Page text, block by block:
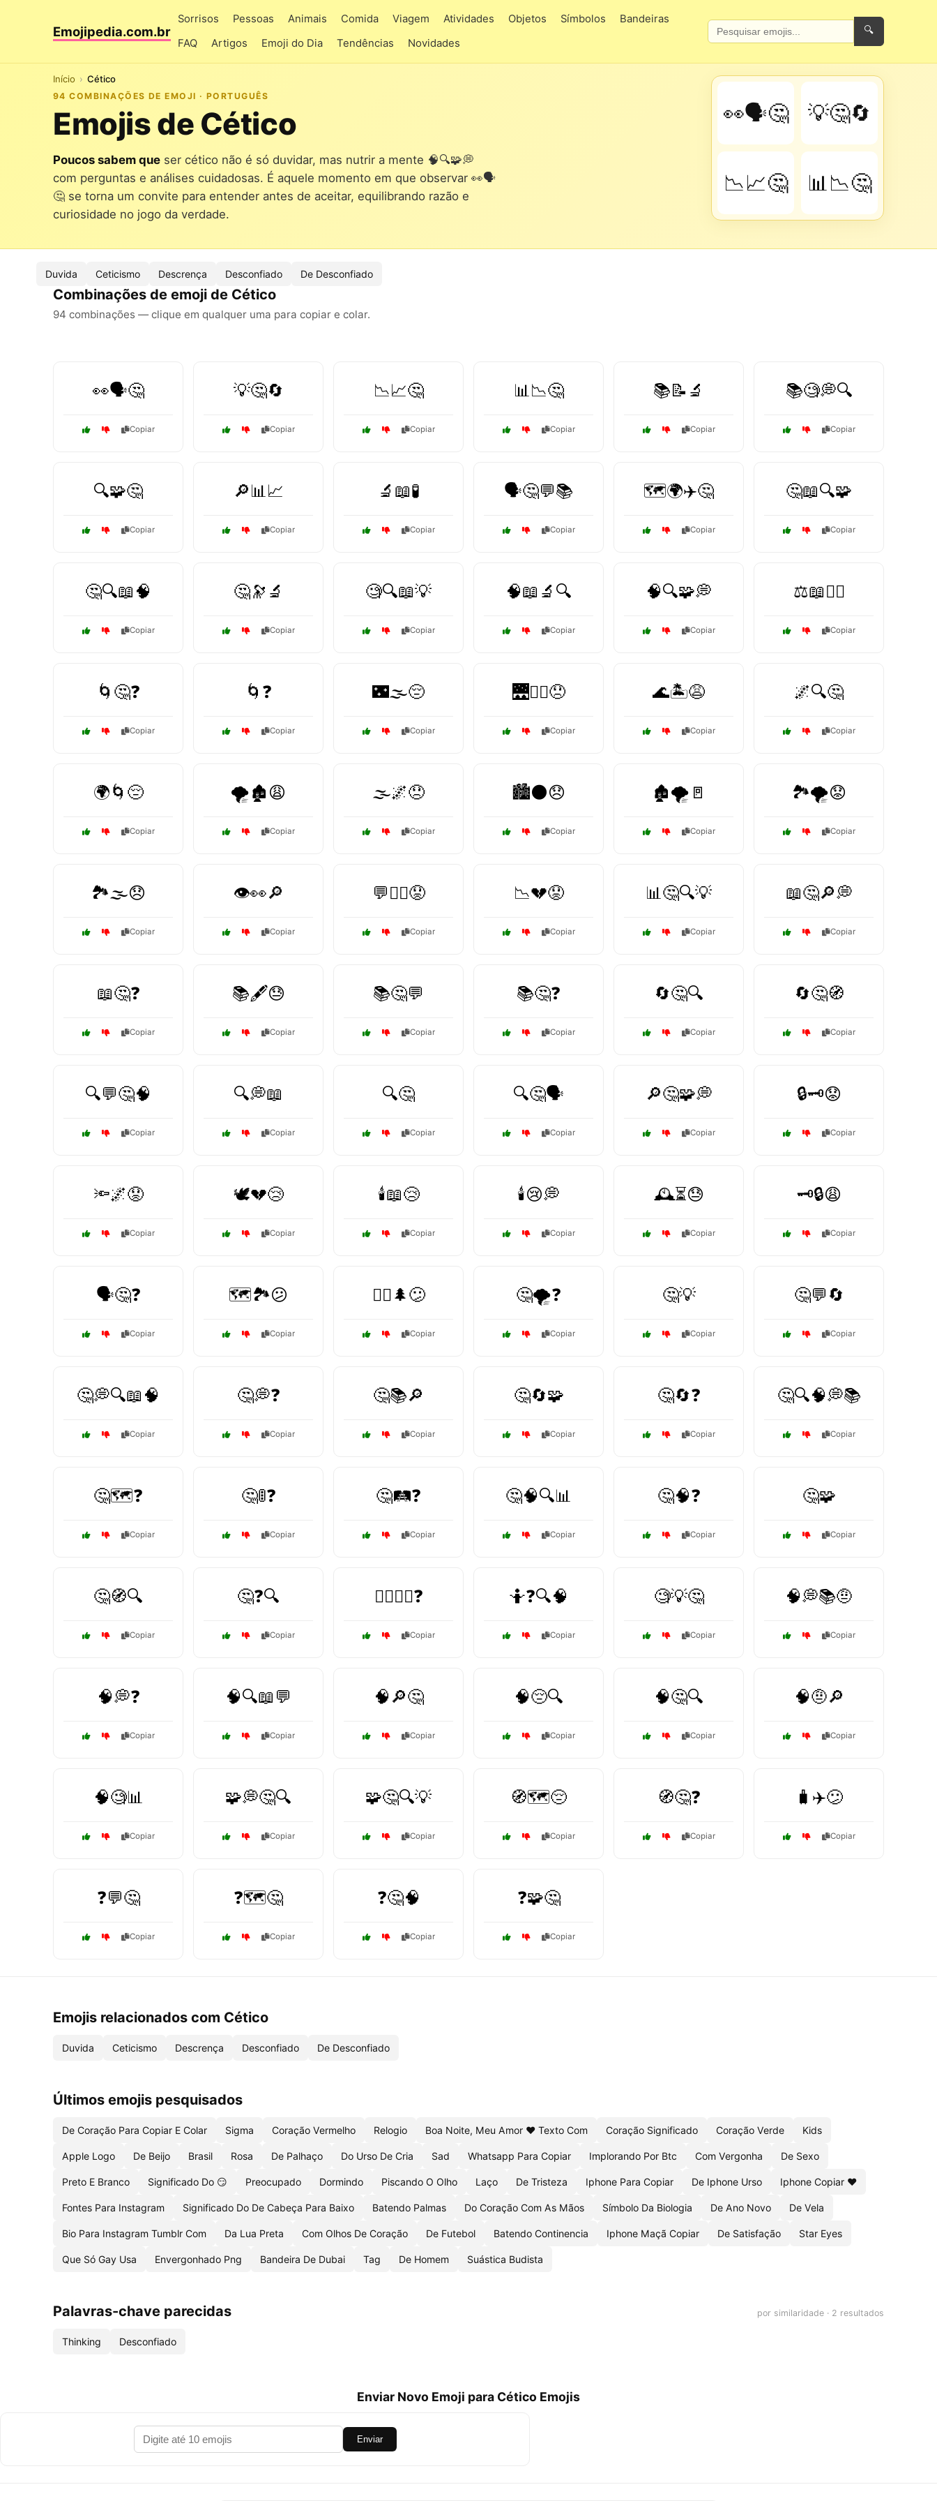
Emojipedia.com.br
Sorrisos Pessoas Animais Comida Viagem Atividades Objetos Símbolos
Bandeiras
FAQ
Artigos Emoji do Dia Tendências Novidades
🔍
Início Cético
94 COMBINAÇÕES DE EMOJI · PORTUGUÊS
Emojis de Cético
Poucos sabem que ser cético não é só duvidar, mas nutrir a mente 🧠🔍🧩💭
com perguntas e análises cuidadosas. É aquele momento em que observar 👀🗣️
🤔 se torna um convite para entender antes de aceitar, equilibrando razão e
curiosidade no jogo da verdade.
👀🗣️🤔 💡🤔🔄
📉📈🤔 📊📉🤔
Duvida Ceticismo Descrença Desconfiado De Desconfiado
Combinações de emoji de Cético
94 combinações — clique em qualquer uma para copiar e colar.
👀🗣️🤔
Copiar
💡🤔🔄
Copiar
📉📈🤔
Copiar
📊📉🤔
Copiar
📚📝🔬
Copiar
📚🧐💭🔍
Copiar
🔍🧩🤔
Copiar
🔎📊📈
Copiar
🔬📖🧪
Copiar
🗣️🤔💬📚
Copiar
🗺️🌍✈️🤔
Copiar
🤔📖🔍🧩
Copiar
🤔🔍📖🧠
Copiar
🤔🔭🔬
Copiar
🧐🔍📖💡
Copiar
🧠📖🔬🔍
Copiar
🧠🔍🧩💭
Copiar
⚖️📖👨‍⚖️
Copiar
🌀🤔❓
Copiar
🌀❓
Copiar
🌃🌫️😔
Copiar
🌉🚶‍♀️😞
Copiar
🌊🏝️😩
Copiar
🌌🔍🤔
Copiar
🌍🌀😔
Copiar
🌪️🏚️😩
Copiar
🌫️🌌😞
Copiar
🏙️🌑😞
Copiar
🏚️🌪️🚪
Copiar
🏞️🌪️😟
Copiar
🏞️🌫️😞
Copiar
👁️👀🔎
Copiar
💬🤷‍♀️😟
Copiar
📉💔😟
Copiar
📊🤔🔍💡
Copiar
📖🤔🔎💭
Copiar
📖🤔❓
Copiar
📚🖋️😓
Copiar
📚🤔💬
Copiar
📚🤔❓
Copiar
🔄🤔🔍
Copiar
🔄🤔🧭
Copiar
🔍💬🤔🧠
Copiar
🔍💭📖
Copiar
🔍🤔
Copiar
🔍🤔🗣️
Copiar
🔎🤔🧩💭
Copiar
🔒🗝️😟
Copiar
🔦🌌😟
Copiar
🕊️💔😢
Copiar
🕯️📖😢
Copiar
🕯️😢💭
Copiar
🕰️⏳😓
Copiar
🗝️🔒😩
Copiar
🗣️🤔❓
Copiar
🗺️🏞️😕
Copiar
🚶‍♂️🌲😕
Copiar
🤔🌪️❓
Copiar
🤔💡
Copiar
🤔💬🔄
Copiar
🤔💭🔍📖🧠
Copiar
🤔💭❓
Copiar
🤔📚🔎
Copiar
🤔🔄🧩
Copiar
🤔🔄❓
Copiar
🤔🔍🧠💭📚
Copiar
🤔🗺️❓
Copiar
🤔🚦❓
Copiar
🤔🛤️❓
Copiar
🤔🧠🔍📊
Copiar
🤔🧠❓
Copiar
🤔🧩
Copiar
🤔🧭🔍
Copiar
🤔❓🔍
Copiar
🤷‍♂️🤷‍♀️❓
Copiar
🤷❓🔍🧠
Copiar
🧐💡🤔
Copiar
🧠💭📚🤨
Copiar
🧠💭❓
Copiar
🧠🔍📖💬
Copiar
🧠🔎🤔
Copiar
🧠😔🔍
Copiar
🧠🤔🔍
Copiar
🧠🤨🔎
Copiar
🧠🧐📊
Copiar
🧩💭🤔🔍
Copiar
🧩🤔🔍💡
Copiar
🧭🗺️😔
Copiar
🧭🤔❓
Copiar
🧳✈️😕
Copiar
❓💬🤔
Copiar
❓🗺️🤔
Copiar
❓🤔🧠
Copiar
❓🧩🤔
Copiar
Emojis relacionados com Cético
Duvida Ceticismo Descrença Desconfiado De Desconfiado
Últimos emojis pesquisados
De Coração Para Copiar E Colar Sigma Coração Vermelho Relogio Boa Noite, Meu Amor ❤ Texto Com Coração Significado Coração Verde Kids
Apple Logo De Beijo Brasil Rosa De Palhaço Do Urso De Cria Sad Whatsapp Para Copiar Implorando Por Btc Com Vergonha De Sexo
Preto E Branco Significado Do 😏 Preocupado Dormindo Piscando O Olho Laço De Tristeza Iphone Para Copiar De Iphone Urso Iphone Copiar ❤️
Fontes Para Instagram Significado Do De Cabeça Para Baixo Batendo Palmas Do Coração Com As Mãos Símbolo Da Biologia De Ano Novo De Vela
Bio Para Instagram Tumblr Com Da Lua Preta Com Olhos De Coração De Futebol Batendo Continencia Iphone Maçã Copiar De Satisfação Star Eyes
Que Só Gay Usa Envergonhado Png Bandeira De Dubai Tag De Homem Suástica Budista
Palavras-chave parecidas por similaridade · 2 resultados
Thinking Desconfiado
Enviar Novo Emoji para Cético Emojis
Enviar